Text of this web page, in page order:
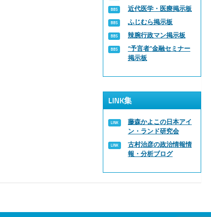
近代医学・医療掲示板
ふじむら掲示板
辣腕行政マン掲示板
“予言者”金融セミナー
掲示板
LINK集
藤森かよこの日本アイ
ン・ランド研究会
古村治彦の政治情報情
報・分析ブログ